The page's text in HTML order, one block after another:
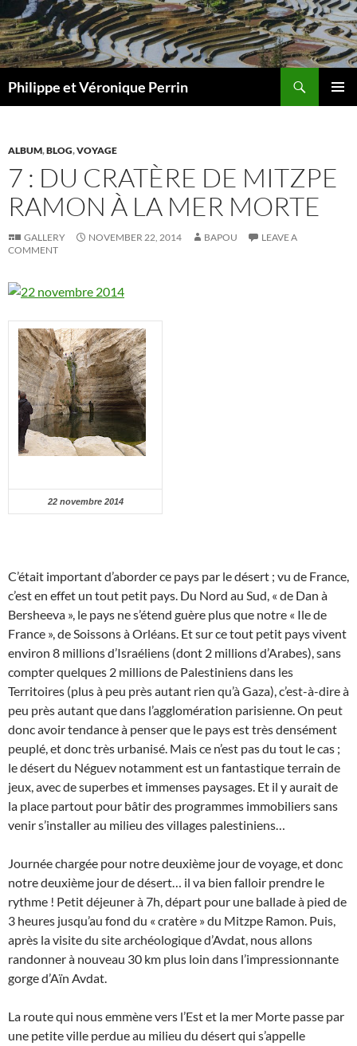
to
content
Philippe et Véronique Perrin
ALBUM,BLOG,VOYAGE
7 : DU CRATÈRE DE MITZPE
RAMON À LA MER MORTE
GALLERY NOVEMBER 22, 2014 BAPOU
LEAVE A
COMMENT
22 novembre 2014
C’était important d’aborder ce pays par le désert ; vu de France,
c’est en effet un tout petit pays. Du Nord au Sud, « de Dan à
Bersheeva », le pays ne s’étend guère plus que notre « Ile de
France », de Soissons à Orléans. Et sur ce tout petit pays vivent
environ 8 millions d’Israéliens (dont 2 millions d’Arabes), sans
compter quelques 2 millions de Palestiniens dans les
Territoires (plus à peu près autant rien qu’à Gaza), c’est-à-dire à
peu près autant que dans l’agglomération parisienne. On peut
donc avoir tendance à penser que le pays est très densément
peuplé, et donc très urbanisé. Mais ce n’est pas du tout le cas ;
le désert du Néguev notamment est un fantastique terrain de
jeux, avec de superbes et immenses paysages. Et il y aurait de
la place partout pour bâtir des programmes immobiliers sans
venir s’installer au milieu des villages palestiniens…
Journée chargée pour notre deuxième jour de voyage, et donc
notre deuxième jour de désert… il va bien falloir prendre le
rythme ! Petit déjeuner à 7h, départ pour une ballade à pied de
3 heures jusqu’au fond du « cratère » du Mitzpe Ramon. Puis,
après la visite du site archéologique d’Avdat, nous allons
randonner à nouveau 30 km plus loin dans l’impressionnante
gorge d’Aïn Avdat.
La route qui nous emmène vers l’Est et la mer Morte passe par
une petite ville perdue au milieu du désert qui s’appelle